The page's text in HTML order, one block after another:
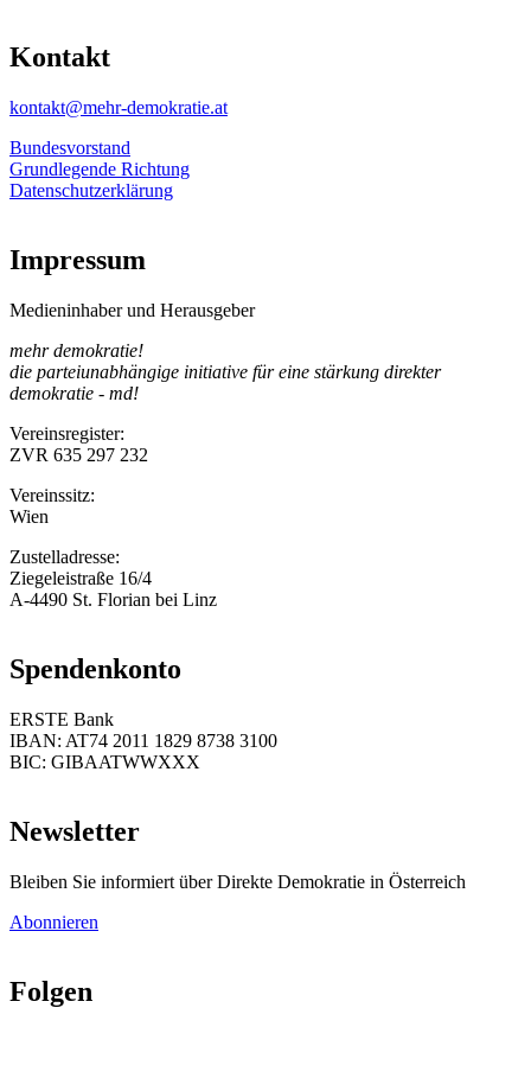
Kontakt
kontakt@mehr-demokratie.at
Bundesvorstand
Grundlegende Richtung
Datenschutzerklärung
Impressum
Medieninhaber und Herausgeber
mehr demokratie!
die parteiunabhängige initiative für eine stärkung direkter
demokratie - md!
Vereinsregister:
ZVR 635 297 232
Vereinssitz:
Wien
Zustelladresse:
Ziegeleistraße 16/4
A-4490 St. Florian bei Linz
Spendenkonto
ERSTE Bank
IBAN: AT74 2011 1829 8738 3100
BIC: GIBAATWWXXX
Newsletter
Bleiben Sie informiert über Direkte Demokratie in Österreich
Abonnieren
Folgen